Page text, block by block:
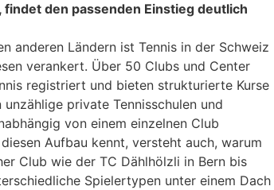
findet den passenden Einstieg deutlich
anderen Ländern ist Tennis in der Schweiz
verankert. Über 50 Clubs und Center
registriert und bieten strukturierte Kurse
private Tennisschulen und
von einem einzelnen Club
Aufbau kennt, versteht auch, warum
Club wie der TC Dählhölzli in Bern bis
Spielertypen unter einem Dach